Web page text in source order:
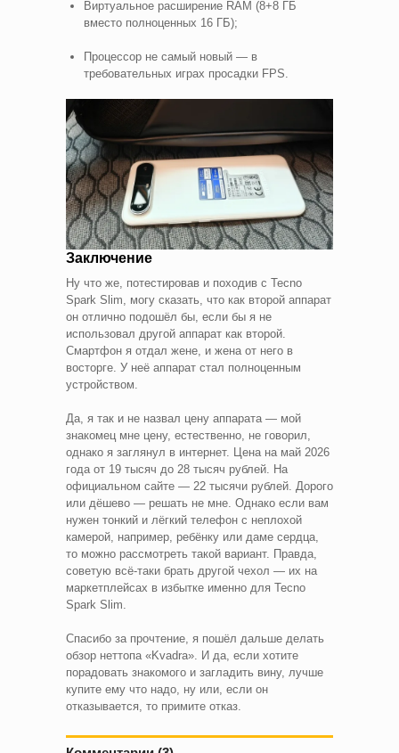
Виртуальное расширение RAM (8+8 ГБ
вместо полноценных 16 ГБ);
Процессор не самый новый — в
требовательных играх просадки FPS.
Заключение
Ну что же, потестировав и походив с Tecno
Spark Slim, могу сказать, что как второй аппарат
он отлично подошёл бы, если бы я не
использовал другой аппарат как второй.
Смартфон я отдал жене, и жена от него в
восторге. У неё аппарат стал полноценным
устройством.
Да, я так и не назвал цену аппарата — мой
знакомец мне цену, естественно, не говорил,
однако я заглянул в интернет. Цена на май 2026
года от 19 тысяч до 28 тысяч рублей. На
официальном сайте — 22 тысячи рублей. Дорого
или дёшево — решать не мне. Однако если вам
нужен тонкий и лёгкий телефон с неплохой
камерой, например, ребёнку или даме сердца,
то можно рассмотреть такой вариант. Правда,
советую всё-таки брать другой чехол — их на
маркетплейсах в избытке именно для Tecno
Spark Slim.
Спасибо за прочтение, я пошёл дальше делать
обзор неттопа «Kvadra». И да, если хотите
порадовать знакомого и загладить вину, лучше
купите ему что надо, ну или, если он
отказывается, то примите отказ.